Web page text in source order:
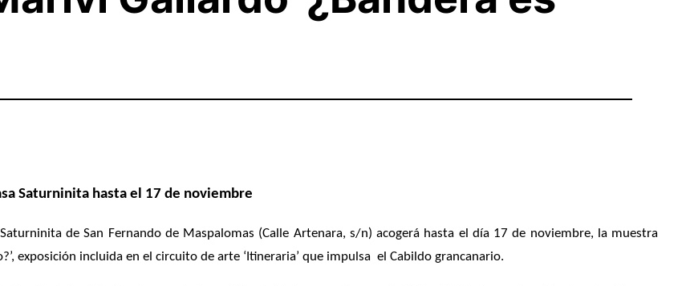
Saturninita hasta el 17 de noviembre
Saturninita de San Fernando de Maspalomas (Calle Artenara, s/n) acogerá hasta el día 17 de noviembre, la muestra
exposición incluida en el circuito de arte ‘Itineraria’ que impulsa el Cabildo grancanario.